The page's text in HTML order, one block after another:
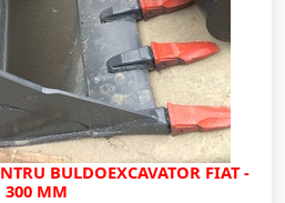
BULDOEXCAVATOR FIAT -
300 MM